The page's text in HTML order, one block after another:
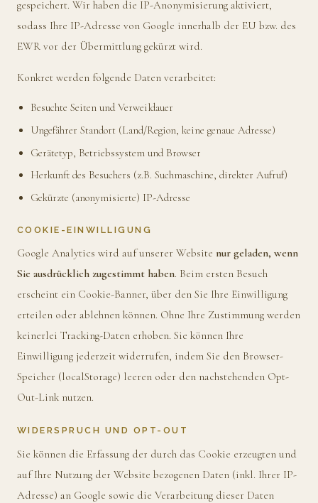
gespeichert. Wir haben die IP-Anonymisierung aktiviert,
sodass Ihre IP-Adresse von Google innerhalb der EU bzw. des
EWR vor der Übermittlung gekürzt wird.
Konkret werden folgende Daten verarbeitet:
Besuchte Seiten und Verweildauer
Ungefährer Standort (Land/Region, keine genaue Adresse)
Gerätetyp, Betriebssystem und Browser
Herkunft des Besuchers (z.B. Suchmaschine, direkter Aufruf)
Gekürzte (anonymisierte) IP-Adresse
COOKIE-EINWILLIGUNG
Google Analytics wird auf unserer Website nur geladen, wenn
Sie ausdrücklich zugestimmt haben. Beim ersten Besuch
erscheint ein Cookie-Banner, über den Sie Ihre Einwilligung
erteilen oder ablehnen können. Ohne Ihre Zustimmung werden
keinerlei Tracking-Daten erhoben. Sie können Ihre
Einwilligung jederzeit widerrufen, indem Sie den Browser-
Speicher (localStorage) leeren oder den nachstehenden Opt-
Out-Link nutzen.
WIDERSPRUCH UND OPT-OUT
Sie können die Erfassung der durch das Cookie erzeugten und
auf Ihre Nutzung der Website bezogenen Daten (inkl. Ihrer IP-
Adresse) an Google sowie die Verarbeitung dieser Daten